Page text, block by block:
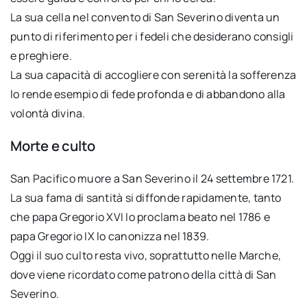
La sua cella nel convento di San Severino diventa un
punto di riferimento per i fedeli che desiderano consigli
e preghiere.
La sua capacità di accogliere con serenità la sofferenza
lo rende esempio di fede profonda e di abbandono alla
volontà divina.
Morte e culto
San Pacifico muore a San Severino il 24 settembre 1721.
La sua fama di santità si diffonde rapidamente, tanto
che papa Gregorio XVI lo proclama beato nel 1786 e
papa Gregorio IX lo canonizza nel 1839.
Oggi il suo culto resta vivo, soprattutto nelle Marche,
dove viene ricordato come patrono della città di San
Severino.